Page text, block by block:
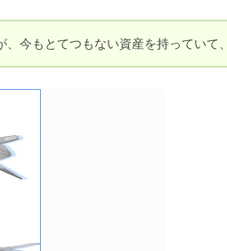
今もとてつもない資産を持っていて